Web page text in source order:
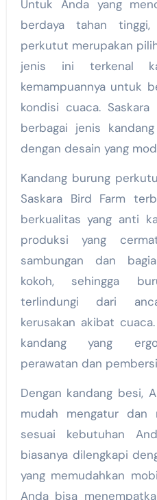
Untuk Anda yang
berdaya tahan
perkutut merupakan
jenis ini terkenal
kemampuannya untuk
kondisi cuaca. Saskara
berbagai jenis
dengan desain yang
Kandang burung
Saskara Bird Farm
berkualitas yang anti
produksi yang
sambungan dan
kokoh, sehingga
terlindungi dari
kerusakan akibat
kandang yang
perawatan dan
Dengan kandang besi,
mudah mengatur dan
sesuai kebutuhan
biasanya dilengkapi
yang memudahkan
Anda bisa